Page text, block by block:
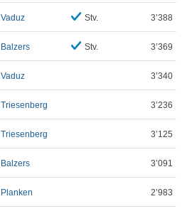
Vaduz Stv. 3’388
Balzers Stv. 3’369
Vaduz 3’340
Triesenberg 3’236
Triesenberg 3’125
Balzers 3’091
Planken 2’983